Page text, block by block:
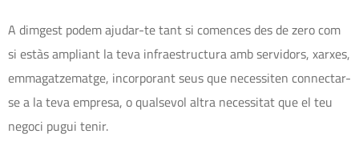
A dimgest podem ajudar-te tant si comences des de zero com
si estàs ampliant la teva infraestructura amb servidors, xarxes,
emmagatzematge, incorporant seus que necessiten connectar-
se a la teva empresa, o qualsevol altra necessitat que el teu
negoci pugui tenir.